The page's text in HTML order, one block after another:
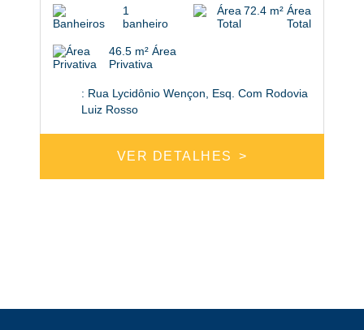
1
banheiro
72.4 m² Área
Total
46.5 m² Área
Privativa
: Rua Lycidônio Wençon, Esq. Com Rodovia
Luiz Rosso
VER DETALHES